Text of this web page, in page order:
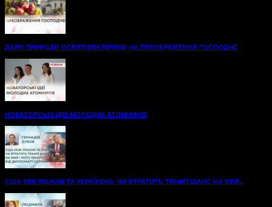
ДАРИ ПРИРОДИ ОСВЯТИЛИ ВІРЯНИ НА ПРЕОБРАЖЕННЯ ГОСПОДНЄ
НОВАТОРСЬКІ ІДЕЇ МОЛОДИХ АТОМНИКІВ
США МІЖ ІРАНОМ ТА УКРАЇНОЮ: ЧИ ВТРАТИТЬ ТРАМП ШАНС НА МИР...